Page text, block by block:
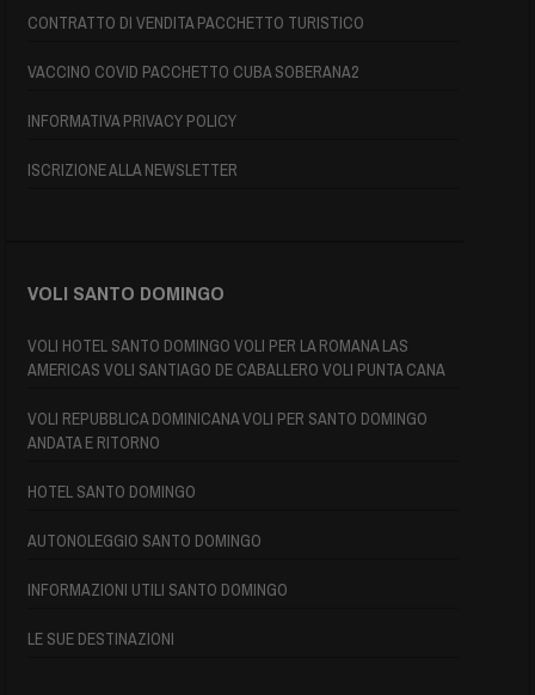
CONTRATTO DI VENDITA PACCHETTO TURISTICO
VACCINO COVID PACCHETTO CUBA SOBERANA2
INFORMATIVA PRIVACY POLICY
ISCRIZIONE ALLA NEWSLETTER
VOLI SANTO DOMINGO
VOLI HOTEL SANTO DOMINGO VOLI PER LA ROMANA LAS
AMERICAS VOLI SANTIAGO DE CABALLERO VOLI PUNTA CANA
VOLI REPUBBLICA DOMINICANA VOLI PER SANTO DOMINGO
ANDATA E RITORNO
HOTEL SANTO DOMINGO
AUTONOLEGGIO SANTO DOMINGO
INFORMAZIONI UTILI SANTO DOMINGO
LE SUE DESTINAZIONI